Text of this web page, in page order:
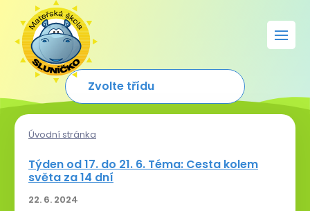
Úvodní stránka
Týden od 17. do 21. 6. Téma: Cesta kolem
světa za 14 dní
22. 6. 2024